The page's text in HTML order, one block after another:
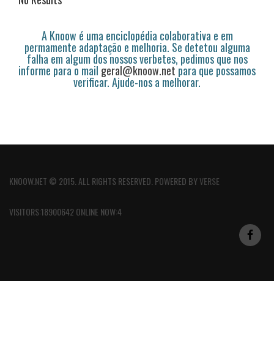
A Knoow é uma enciclopédia colaborativa e em
permamente adaptação e melhoria. Se detetou alguma
falha em algum dos nossos verbetes, pedimos que nos
informe para o mail geral@knoow.netpara que possamos
verificar. Ajude-nos a melhorar.
KNOOW.NET © 2015. ALL RIGHTS RESERVED. POWERED BYVERSE
VISITORS:18900642 ONLINE NOW:4